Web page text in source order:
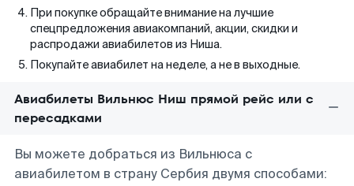
При покупке обращайте внимание на лучшие
спецпредложения авиакомпаний, акции, скидки и
распродажи авиабилетов из Ниша.
Покупайте авиабилет на неделе, а не в выходные.
Авиабилеты Вильнюс Ниш прямой рейс или с
пересадками
Вы можете добраться из Вильнюса с
авиабилетом в страну Сербия двумя способами: